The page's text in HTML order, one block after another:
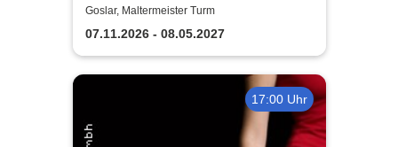
raus bist du
Goslar, Maltermeister Turm
07.11.2026 - 08.05.2027
17:00 Uhr